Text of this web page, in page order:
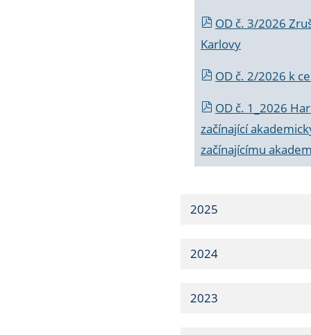
OD č. 3/2026
Karlovy
OD č. 2/2026 k
OD č. 1_2026
začínající
začínajícímu
2025
2024
2023